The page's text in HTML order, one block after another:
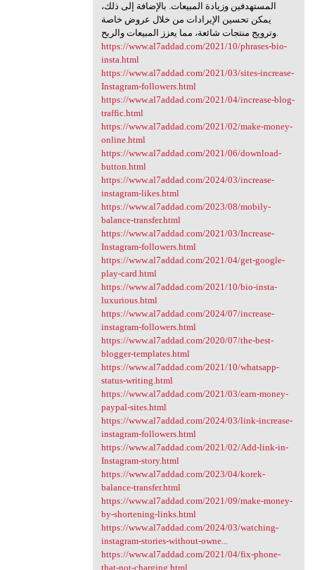
المستهدفين وزيادة المبيعات. بالإضافة إلى ذلك،
يمكن تحسين الإيرادات من خلال عروض خاصة
وترويج منتجات شائعة، مما يعزز المبيعات والربح.
https://www.al7addad.com/2021/10/phrases-bio-
insta.html
https://www.al7addad.com/2021/03/sites-increase-
Instagram-followers.html
https://www.al7addad.com/2021/04/increase-blog-
traffic.html
https://www.al7addad.com/2021/02/make-money-
online.html
https://www.al7addad.com/2021/06/download-
button.html
https://www.al7addad.com/2024/03/increase-
instagram-likes.html
https://www.al7addad.com/2023/08/mobily-
balance-transfer.html
https://www.al7addad.com/2021/03/Increase-
Instagram-followers.html
https://www.al7addad.com/2021/04/get-google-
play-card.html
https://www.al7addad.com/2021/10/bio-insta-
luxurious.html
https://www.al7addad.com/2024/07/increase-
instagram-followers.html
https://www.al7addad.com/2020/07/the-best-
blogger-templates.html
https://www.al7addad.com/2021/10/whatsapp-
status-writing.html
https://www.al7addad.com/2021/03/earn-money-
paypal-sites.html
https://www.al7addad.com/2024/03/link-increase-
instagram-followers.html
https://www.al7addad.com/2021/02/Add-link-in-
Instagram-story.html
https://www.al7addad.com/2023/04/korek-
balance-transfer.html
https://www.al7addad.com/2021/09/make-money-
by-shortening-links.html
https://www.al7addad.com/2024/03/watching-
instagram-stories-without-owne...
https://www.al7addad.com/2021/04/fix-phone-
that-not-charging.html